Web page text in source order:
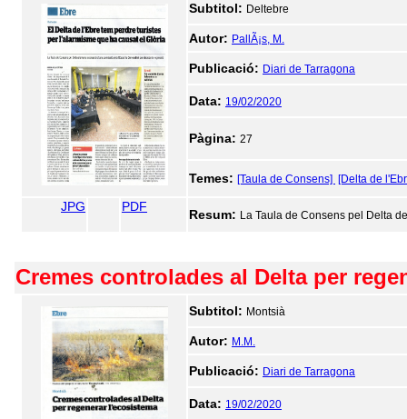
Subtitol: Deltebre
Autor: PallÃ¡s, M.
Publicació: Diari de Tarragona
Data: 19/02/2020
Pàgina: 27
Temes: [Taula de Consens] [Delta de
JPG PDF
Resum: La Taula de Consens pel Delta
Cremes controlades al Delta per
Subtitol: Montsià
Autor: M.M.
Publicació: Diari de Tarragona
Data: 19/02/2020